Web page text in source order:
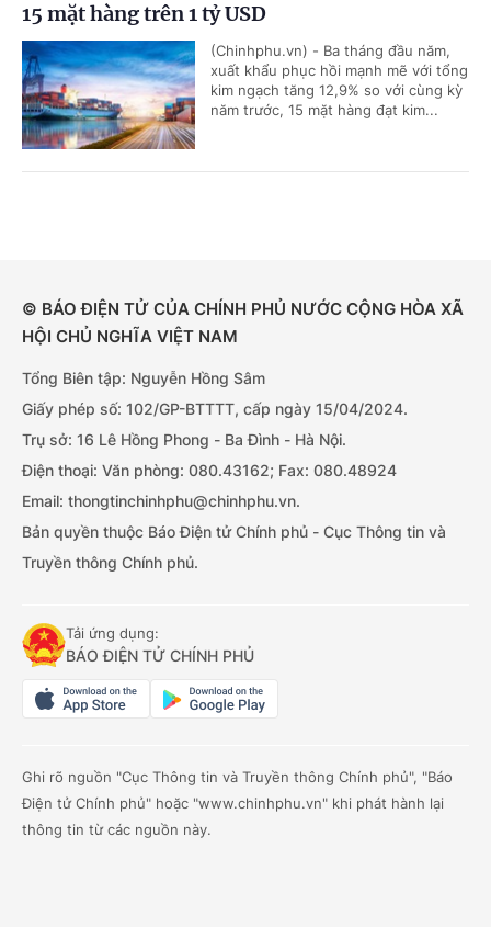
15 mặt hàng trên 1 tỷ USD
(Chinhphu.vn) - Ba tháng đầu năm,
xuất khẩu phục hồi mạnh mẽ với tổng
kim ngạch tăng 12,9% so với cùng kỳ
năm trước, 15 mặt hàng đạt kim...
© BÁO ĐIỆN TỬ CỦA CHÍNH PHỦ NƯỚC CỘNG HÒA XÃ
HỘI CHỦ NGHĨA VIỆT NAM
Tổng Biên tập: Nguyễn Hồng Sâm
Giấy phép số: 102/GP-BTTTT, cấp ngày 15/04/2024.
Trụ sở: 16 Lê Hồng Phong - Ba Đình - Hà Nội.
Điện thoại: Văn phòng: 080.43162; Fax: 080.48924
Email: thongtinchinhphu@chinhphu.vn.
Bản quyền thuộc Báo Điện tử Chính phủ - Cục Thông tin và
Truyền thông Chính phủ.
Tải ứng dụng:
BÁO ĐIỆN TỬ CHÍNH PHỦ
Ghi rõ nguồn "Cục Thông tin và Truyền thông Chính phủ", "Báo
Điện tử Chính phủ" hoặc "www.chinhphu.vn" khi phát hành lại
thông tin từ các nguồn này.